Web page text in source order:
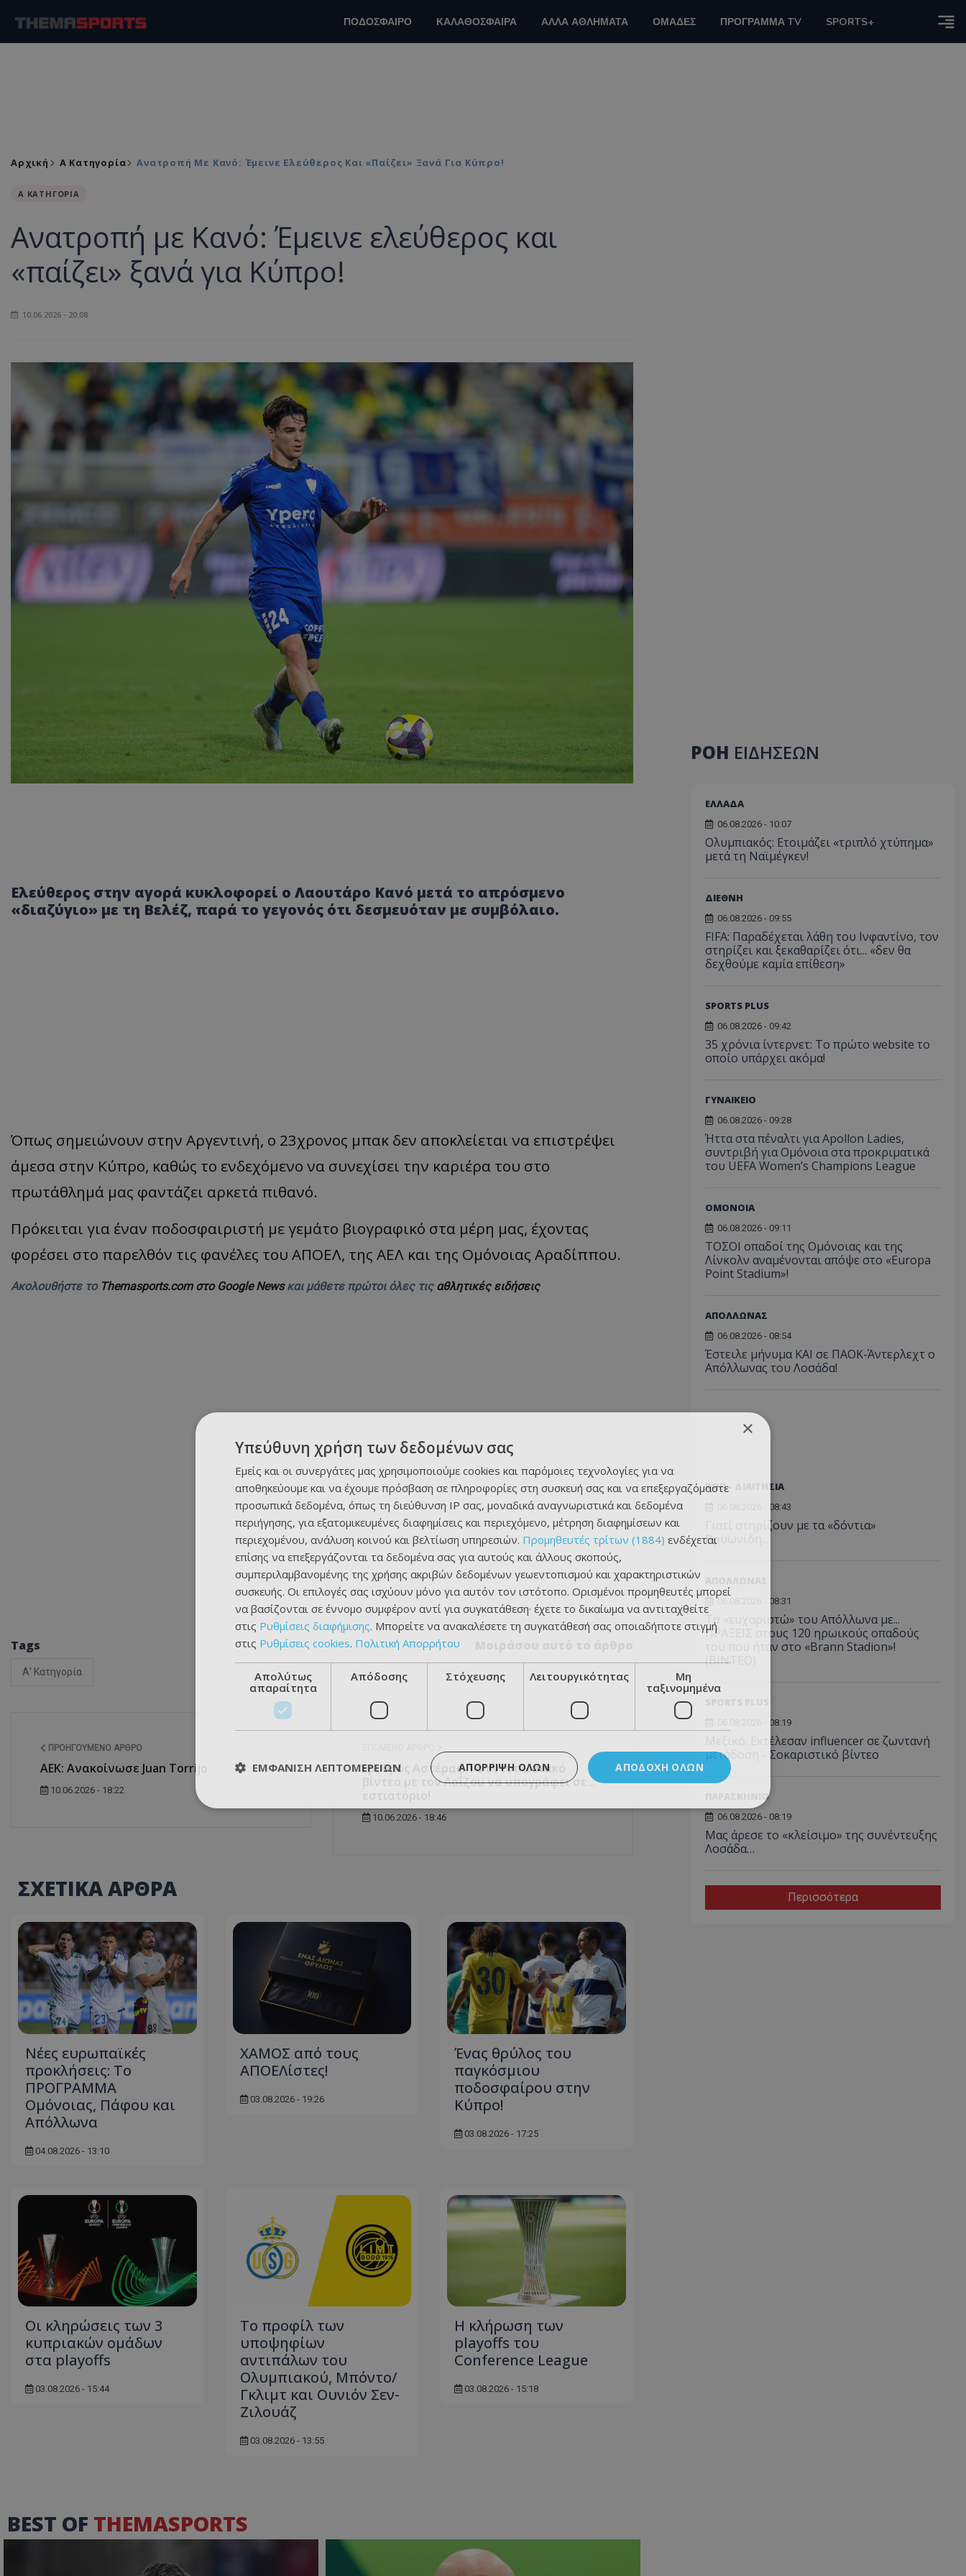
ΠΟΔΟΣΦΑΙΡΟ ΚΑΛΑΘΟΣΦΑΙΡΑ ΑΛΛΑ ΑΘΛΗΜΑΤΑ ΟΜΑΔΕΣ ΠΡΟΓΡΑΜΜΑ TV SPORTS+
Αρχική Α Κατηγορία Ανατροπή Με Κανό: Έμεινε Ελεύθερος Και «παίζει» Ξανά Για Κύπρο!
Α ΚΑΤΗΓΟΡΙΑ
Ανατροπή με Κανό: Έμεινε ελεύθερος και
«παίζει» ξανά για Κύπρο!
10.06.2026 - 20:08
Ελεύθερος στην αγορά κυκλοφορεί ο Λαουτάρο Κανό μετά το απρόσμενο
«διαζύγιο» με τη Βελέζ, παρά το γεγονός ότι δεσμευόταν με συμβόλαιο.
Όπως σημειώνουν στην Αργεντινή, ο 23χρονος μπακ δεν αποκλείεται να επιστρέψει
άμεσα στην Κύπρο, καθώς το ενδεχόμενο να συνεχίσει την καριέρα του στο
πρωτάθλημά μας φαντάζει αρκετά πιθανό.
Πρόκειται για έναν ποδοσφαιριστή με γεμάτο βιογραφικό στα μέρη μας, έχοντας
φορέσει στο παρελθόν τις φανέλες του ΑΠΟΕΛ, της ΑΕΛ και της Ομόνοιας Αραδίππου.
Ακολουθήστε το Themasports.com στο Google Newsκαι μάθετε πρώτοι όλες τις αθλητικές ειδήσεις
Tags
Α' Κατηγορία
ΠΡΟΗΓΟΎΜΕΝΟ ΆΡΘΡΟ
ΑΕΚ: Ανακοίνωσε Juan Torrijo
10.06.2026 - 18:22
Ερυθρός Αστέρας: Το εντυπωσιακό
βίντεο με τον Λοΐζου να υπογράφει σε...
10.06.2026 - 18:46
ΣΧΕΤΙΚΑ ΑΡΘΡΑ
Νέες ευρωπαϊκές
προκλήσεις: Το
ΠΡΟΓΡΑΜΜΑ
Ομόνοιας, Πάφου και
Απόλλωνα
04.08.2026 - 13:10
ΧΑΜΟΣ από τους
ΑΠΟΕΛίστες!
03.08.2026 - 19:26
Ένας θρύλος του
παγκόσμιου
ποδοσφαίρου στην
Κύπρο!
03.08.2026 - 17:25
Οι κληρώσεις των 3
κυπριακών ομάδων
στα playoffs
03.08.2026 - 15:44
Το προφίλ των
υποψηφίων
αντιπάλων του
Ολυμπιακού, Μπόντο/
Γκλιμτ και Ουνιόν Σεν-
Ζιλουάζ
03.08.2026 - 13:55
Η κλήρωση των
playoffs του
Conference League
03.08.2026 - 15:18
BEST OF THEMASPORTS
ΡΟΗ ΕΙΔΗΣΕΩΝ
ΕΛΛΑΔΑ
06.08.2026 - 10:07
Ολυμπιακός: Ετοιμάζει «τριπλό χτύπημα»
μετά τη Ναϊμέγκεν!
ΔΙΕΘΝΗ
06.08.2026 - 09:55
FIFA: Παραδέχεται λάθη του Ινφαντίνο, τον
στηρίζει και ξεκαθαρίζει ότι... «δεν θα
δεχθούμε καμία επίθεση»
SPORTS PLUS
06.08.2026 - 09:42
35 χρόνια ίντερνετ: Το πρώτο website το
οποίο υπάρχει ακόμα!
ΓΥΝΑΙΚΕΙΟ
06.08.2026 - 09:28
Ήττα στα πέναλτι για Apollon Ladies,
συντριβή για Ομόνοια στα προκριματικά
του UEFA Women’s Champions League
ΟΜΟΝΟΙΑ
06.08.2026 - 09:11
ΤΟΣΟΙ οπαδοί της Ομόνοιας και της
Λίνκολν αναμένονται απόψε στο «Europa
Point Stadium»!
ΑΠΟΛΛΩΝΑΣ
06.08.2026 - 08:54
Έστειλε μήνυμα ΚΑΙ σε ΠΑΟΚ-Άντερλεχτ ο
Απόλλωνας του Λοσάδα!
ΚΟΠ - ΔΙΑΙΤΗΣΙΑ
06.08.2026 - 08:43
Γιατί στηρίζουν με τα «δόντια»
Βρυωνίδη...
06.08.2026 - 08:31
Το «ευχαριστώ» του Απόλλωνα με...
ΠΡΑΞΕΙΣ στους 120 ηρωικούς οπαδούς
του που ήταν στο «Brann Stadion»!
(ΒΙΝΤΕΟ)
06.08.2026 - 08:19
Μεξικό: Εκτέλεσαν influencer σε ζωντανή
μετάδοση - Σοκαριστικό βίντεο
ΠΑΡΑΣΚΗΝΙΟ
06.08.2026 - 08:19
Μας άρεσε το «κλείσιμο» της συνέντευξης
Λοσάδα…
Περισσότερα
×
Υπεύθυνη χρήση των δεδομένων σας
Εμείς και οι συνεργάτες μας χρησιμοποιούμε cookies και παρόμοιες τεχνολογίες για να
αποθηκεύουμε και να έχουμε πρόσβαση σε πληροφορίες στη συσκευή σας και να επεξεργαζόμαστε
προσωπικά δεδομένα, όπως τη διεύθυνση IP σας, μοναδικά αναγνωριστικά και δεδομένα
περιήγησης, για εξατομικευμένες διαφημίσεις και περιεχόμενο, μέτρηση διαφημίσεων και
περιεχομένου, ανάλυση κοινού και βελτίωση υπηρεσιών. Προμηθευτές τρίτων (1884) ενδέχεται
επίσης να επεξεργάζονται τα δεδομένα σας για αυτούς και άλλους σκοπούς,
συμπεριλαμβανομένης της χρήσης ακριβών δεδομένων γεωεντοπισμού και χαρακτηριστικών
συσκευής. Οι επιλογές σας ισχύουν μόνο για αυτόν τον ιστότοπο. Ορισμένοι προμηθευτές μπορεί
να βασίζονται σε έννομο συμφέρον αντί για συγκατάθεση· έχετε το δικαίωμα να αντιταχθείτε
στις Ρυθμίσεις διαφήμισης. Μπορείτε να ανακαλέσετε τη συγκατάθεσή σας οποιαδήποτε στιγμή
στις Ρυθμίσεις cookies. Πολιτική Απορρήτου
Απολύτως
απαραίτητα
Απόδοσης Στόχευσης Λειτουργικότητας
Μη
ταξινομημένα
ΑΠΟΔΟΧΉ ΌΛΩΝ
ΑΠΌΡΡΙΨΗ ΌΛΩΝ
ΕΜΦΆΝΙΣΗ ΛΕΠΤΟΜΕΡΕΙΏΝ